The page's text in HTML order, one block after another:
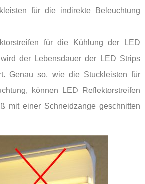
für die indirekte Beleuchtung
für die Kühlung der LED
der Lebensdauer der LED Strips
Genau so, wie die Stuckleisten für
können LED Reflektorstreifen
mit einer Schneidzange geschnitten